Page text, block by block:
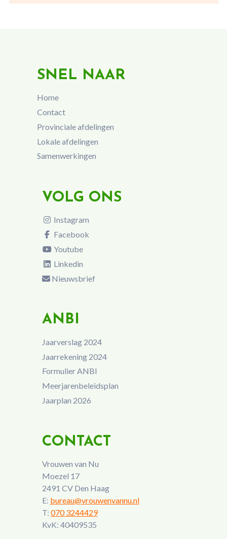
SNEL NAAR
Home
Contact
Provinciale afdelingen
Lokale afdelingen
Samenwerkingen
VOLG ONS
Instagram
Facebook
Youtube
Linkedin
Nieuwsbrief
ANBI
Jaarverslag 2024
Jaarrekening 2024
Formulier ANBI
Meerjarenbeleidsplan
Jaarplan 2026
CONTACT
Vrouwen van Nu
Moezel 17
2491 CV Den Haag
E: bureau@vrouwenvannu.nl
T: 070 3244429
KvK: 40409535